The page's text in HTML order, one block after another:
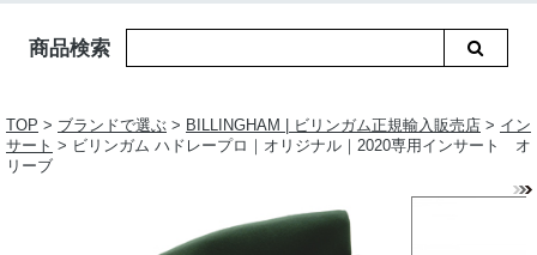
商品検索
TOP > ブランドで選ぶ > BILLINGHAM | ビリンガム正規輸入販売店 > イン
サート > ビリンガム ハドレープロ｜オリジナル｜2020専用インサート オ
リーブ